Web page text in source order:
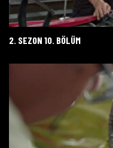
2. SEZON 10. BÖLÜM